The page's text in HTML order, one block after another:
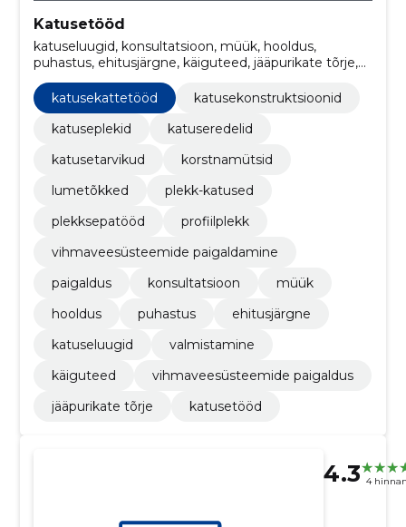
Katusetööd
katuseluugid, konsultatsioon, müük, hooldus,
puhastus, ehitusjärgne, käiguteed, jääpurikate tõrje,
vihmaveesüsteemide paigaldus, paigaldus
katusekattetööd
katusekonstruktsioonid
katuseplekid
katuseredelid
katusetarvikud
korstnamütsid
lumetõkked
plekk-katused
plekksepatööd
profiilplekk
vihmaveesüsteemide paigaldamine
paigaldus
konsultatsioon
müük
hooldus
puhastus
ehitusjärgne
katuseluugid
valmistamine
käiguteed
vihmaveesüsteemide paigaldus
jääpurikate tõrje
katusetööd
4.3 4